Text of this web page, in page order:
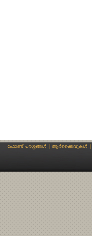
ഫോണ്ട് പ്രശ്നങ്ങള്‍ ആര്‍ക്കൈവുകള്‍